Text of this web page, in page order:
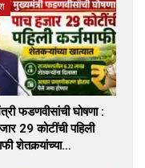
फडणवीसांची घोषणा :
29 कोटींची पहिली
शेतकर्‍यांच्या…